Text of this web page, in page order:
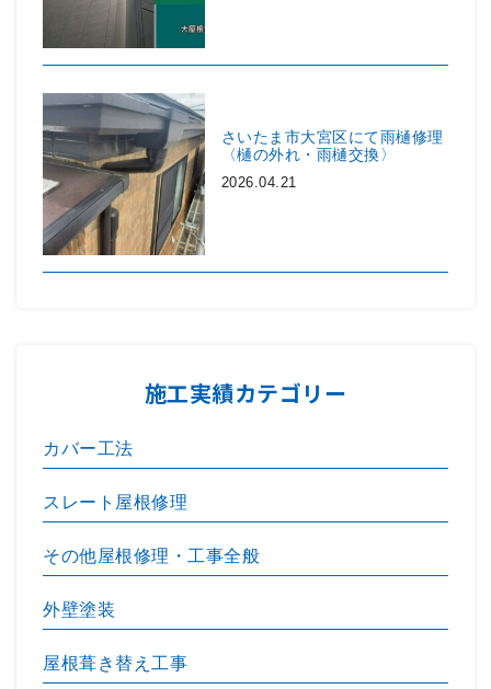
さいたま市大宮区にて雨樋修理
〈樋の外れ・雨樋交換〉
2026.04.21
施工実績カテゴリー
カバー工法
スレート屋根修理
その他屋根修理・工事全般
外壁塗装
屋根葺き替え工事